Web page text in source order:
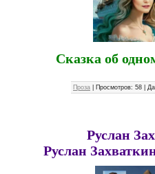
Сказка об
Проза Просмотров: 58
Руслан
Руслан